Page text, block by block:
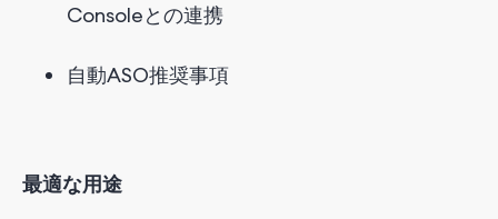
Consoleとの連携
自動ASO推奨事項
最適な用途